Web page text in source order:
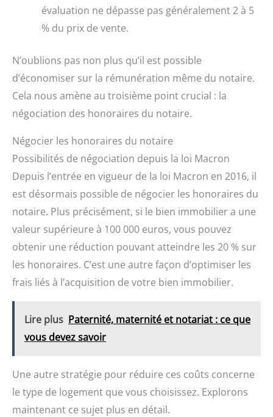
évaluation ne dépasse pas généralement 2 à 5
% du prix de vente.
N’oublions pas non plus qu’il est possible
d’économiser sur la rémunération même du notaire.
Cela nous amène au troisième point crucial : la
négociation des honoraires du notaire.
Négocier les honoraires du notaire
Possibilités de négociation depuis la loi Macron
Depuis l’entrée en vigueur de la loi Macron en 2016, il
est désormais possible de négocier les honoraires du
notaire. Plus précisément, si le bien immobilier a une
valeur supérieure à 100 000 euros, vous pouvez
obtenir une réduction pouvant atteindre les 20 % sur
les honoraires. C’est une autre façon d’optimiser les
frais liés à l’acquisition de votre bien immobilier.
Lire plus Paternité, maternité et notariat : ce que
vous devez savoir
Une autre stratégie pour réduire ces coûts concerne
le type de logement que vous choisissez. Explorons
maintenant ce sujet plus en détail.